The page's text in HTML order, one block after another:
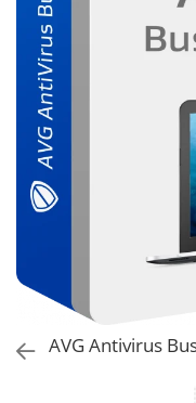
AVAST Driver Updater
AVAST SecureLine VPN
AVAST AntiTrack Premium
AVG Antivirus